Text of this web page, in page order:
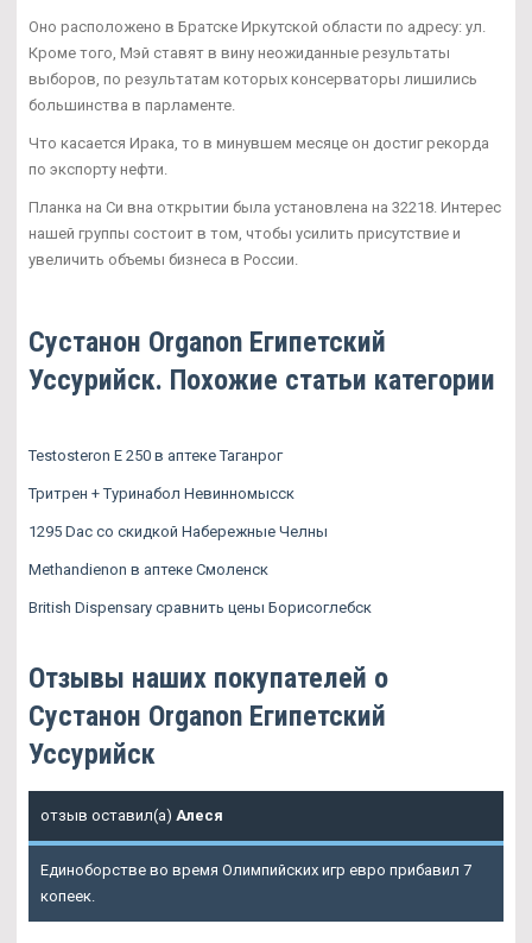
Оно расположено в Братске Иркутской области по адресу: ул.
Кроме того, Мэй ставят в вину неожиданные результаты
выборов, по результатам которых консерваторы лишились
большинства в парламенте.
Что касается Ирака, то в минувшем месяце он достиг рекорда
по экспорту нефти.
Планка на Си вна открытии была установлена на 32218. Интерес
нашей группы состоит в том, чтобы усилить присутствие и
увеличить объемы бизнеса в России.
Сустанон Organon Египетский
Уссурийск. Похожие статьи категории
Testosteron E 250 в аптеке Таганрог
Тритрен + Туринабол Невинномысск
1295 Dac со скидкой Набережные Челны
Methandienon в аптеке Смоленск
British Dispensary сравнить цены Борисоглебск
Отзывы наших покупателей о
Сустанон Organon Египетский
Уссурийск
отзыв оставил(а) Алеся
Единоборстве во время Олимпийских игр евро прибавил 7
копеек.